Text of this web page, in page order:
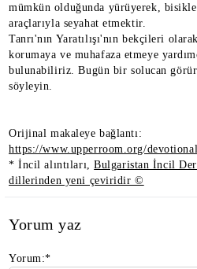
mümkün olduğunda yürüyerek,
araçlarıyla seyahat etmektir.
Tanrı'nın Yaratılışı'nın bekçileri
korumaya ve muhafaza etmeye
bulunabiliriz. Bugün bir solucan
söyleyin.
Orijinal makaleye bağlantı:
https://www.upperroom.org/
* İncil alıntıları,Bulgaristan İncil
dillerinden yeni çeviridir ©
Yorum yaz
Yorum:*